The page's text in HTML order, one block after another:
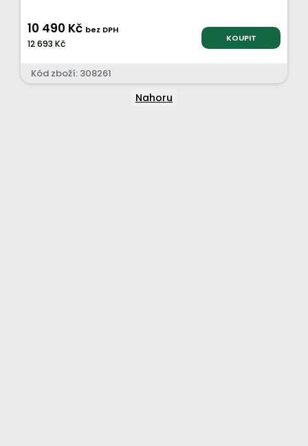
10 490 Kč bez DPH
12 693 Kč KOUPIT
Kód zboží: 308261
Nahoru